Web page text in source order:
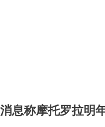
消息称摩托罗拉明